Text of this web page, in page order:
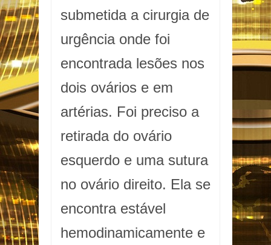
submetida a cirurgia de
urgência onde foi
encontrada lesões nos
dois ovários e em
artérias. Foi preciso a
retirada do ovário
esquerdo e uma sutura
no ovário direito. Ela se
encontra estável
hemodinamicamente e